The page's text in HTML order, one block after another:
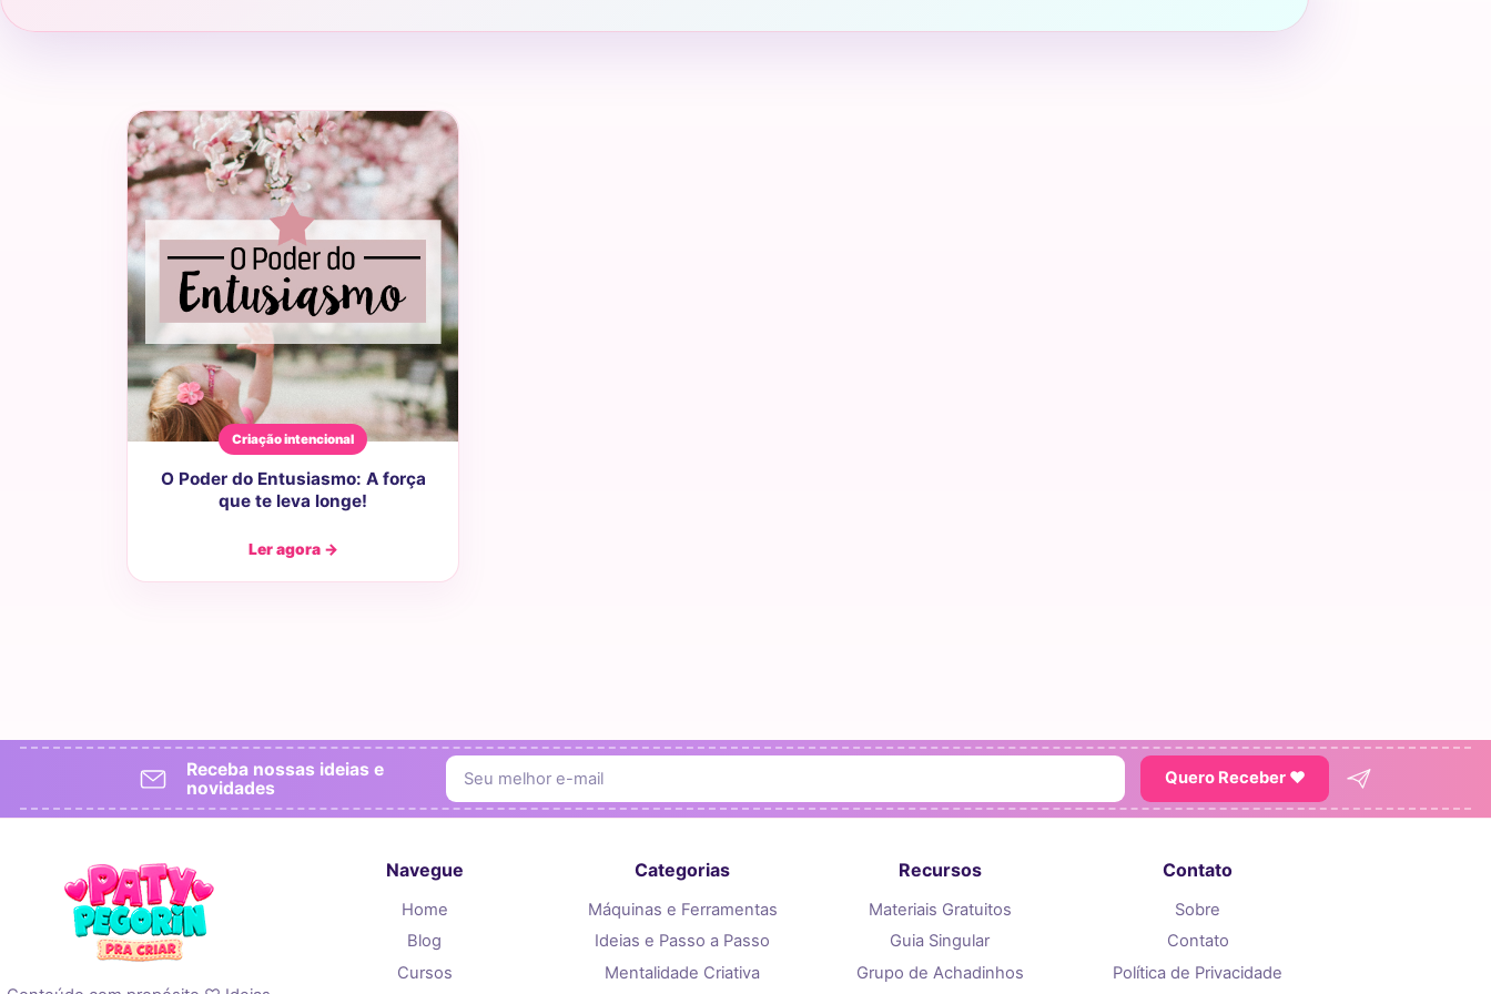
Criação intencional
O Poder do Entusiasmo: A força
que te leva longe!
Ler agora →
Receba nossas ideias e
novidades
Quero Receber ♥
Navegue
Home
Blog
Cursos
Categorias
Máquinas e Ferramentas
Ideias e Passo a Passo
Mentalidade Criativa
Recursos
Materiais Gratuitos
Guia Singular
Grupo de Achadinhos
Contato
Sobre
Contato
Política de Privacidade